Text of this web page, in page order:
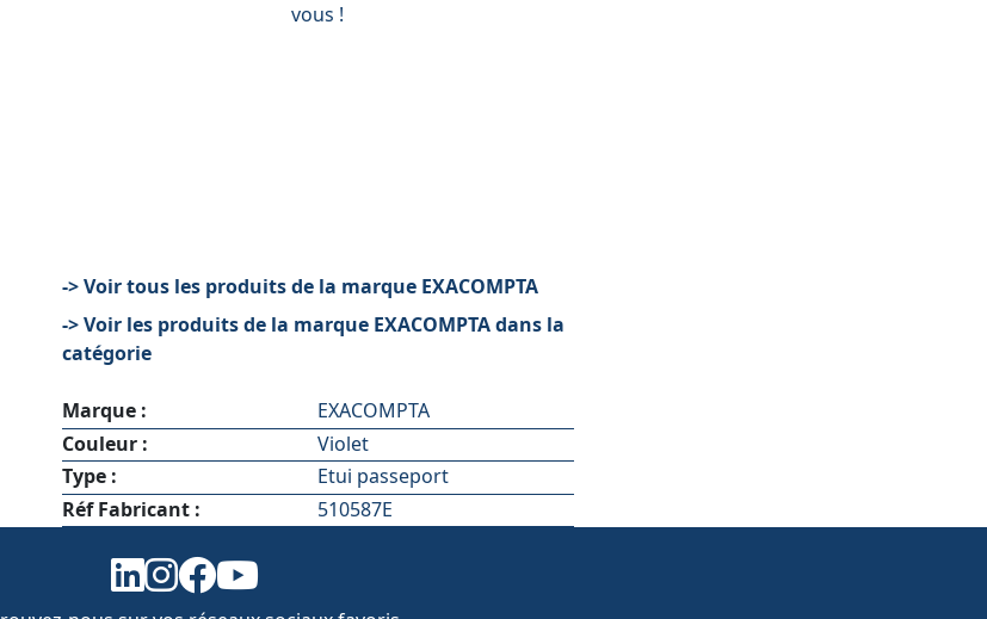
vous !
-> Voir tous les produits de la marque EXACOMPTA
-> Voir les produits de la marque EXACOMPTA dans la
catégorie
Marque :
EXACOMPTA
Couleur :
Violet
Type :
Etui passeport
Réf Fabricant :
510587E